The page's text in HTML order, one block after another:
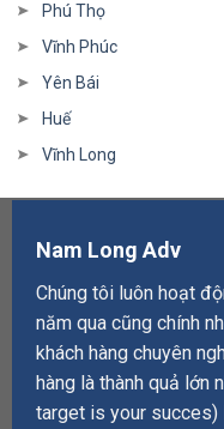
Phú Thọ
Vĩnh Phúc
Yên Bái
Huế
Vĩnh Long
Nam Long Adv
Chúng tôi luôn hoạt
năm qua cũng chính
khách hàng chuyên
hàng là thành quả lớn
target is your succes)